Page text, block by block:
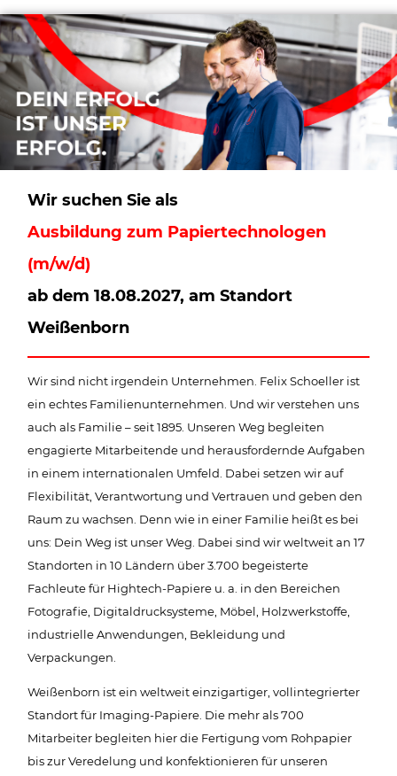
Wir suchen Sie als
Ausbildung zum Papiertechnologen
(m/w/d)
ab dem 18.08.2027, am Standort
Weißenborn
Wir sind nicht irgendein Unternehmen. Felix Schoeller ist
ein echtes Familienunternehmen. Und wir verstehen uns
auch als Familie – seit 1895. Unseren Weg begleiten
engagierte Mitarbeitende und herausfordernde Aufgaben
in einem internationalen Umfeld. Dabei setzen wir auf
Flexibilität, Verantwortung und Vertrauen und geben den
Raum zu wachsen. Denn wie in einer Familie heißt es bei
uns: Dein Weg ist unser Weg. Dabei sind wir weltweit an 17
Standorten in 10 Ländern über 3.700 begeisterte
Fachleute für Hightech-Papiere u. a. in den Bereichen
Fotografie, Digitaldrucksysteme, Möbel, Holzwerkstoffe,
industrielle Anwendungen, Bekleidung und
Verpackungen.
Weißenborn ist ein weltweit einzigartiger, vollintegrierter
Standort für Imaging-Papiere. Die mehr als 700
Mitarbeiter begleiten hier die Fertigung vom Rohpapier
bis zur Veredelung und konfektionieren für unseren